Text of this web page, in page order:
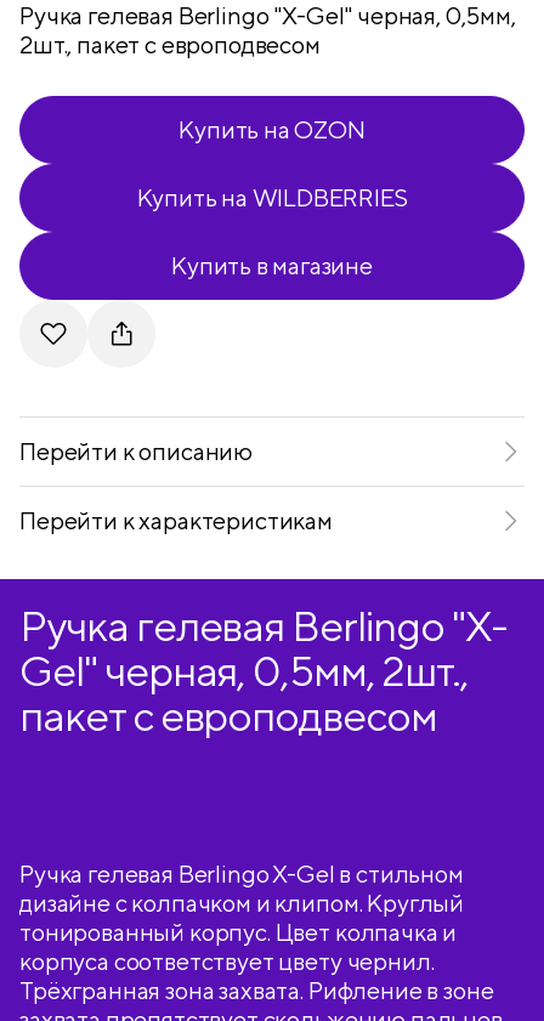
Ручка гелевая Berlingo "X-Gel" черная, 0,5мм,
2шт., пакет с европодвесом
Купить на OZON
Купить на WILDBERRIES
Купить в магазине
Перейти к описанию
Перейти к характеристикам
Ручка гелевая Berlingo "X-
Gel" черная, 0,5мм, 2шт.,
пакет с европодвесом
Ручка гелевая Berlingo X-Gel в стильном
дизайне с колпачком и клипом. Круглый
тонированный корпус. Цвет колпачка и
корпуса соответствует цвету чернил.
Трёхгранная зона захвата. Рифление в зоне